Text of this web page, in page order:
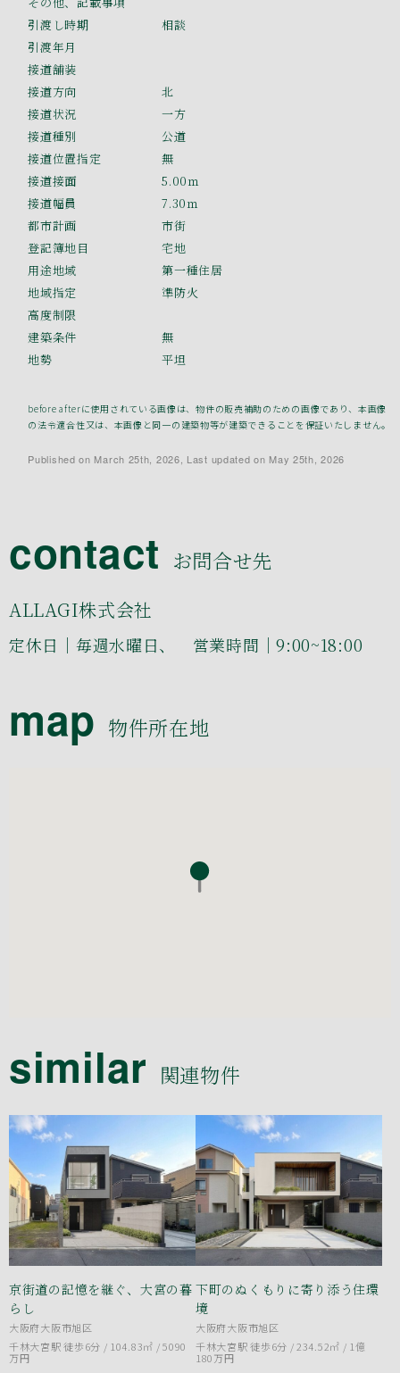
引渡し時期
相談
引渡年月
接道舗装
接道方向
北
接道状況
一方
接道種別
公道
接道位置指定
無
接道接面
5.00ｍ
接道幅員
7.30ｍ
都市計画
市街
登記簿地目
宅地
用途地域
第一種住居
地域指定
準防火
高度制限
建築条件
無
地勢
平坦
before afterに使用されている画像は、物件の販売補助のための画像であり、本画像
の法令適合性又は、本画像と同一の建築物等が建築できることを保証いたしません。
Published on March 25th, 2026, Last updated on May 25th, 2026
contact お問合せ先
ALLAGI株式会社
定休日｜毎週水曜日、 営業時間｜9:00~18:00
map 物件所在地
similar 関連物件
京街道の記憶を継ぐ、大宮の暮
らし
大阪府大阪市旭区
千林大宮駅 徒歩6分 / 104.83㎡ /5090
万円
下町のぬくもりに寄り添う住環
境
大阪府大阪市旭区
千林大宮駅 徒歩6分 / 234.52㎡ / 1億
180万円